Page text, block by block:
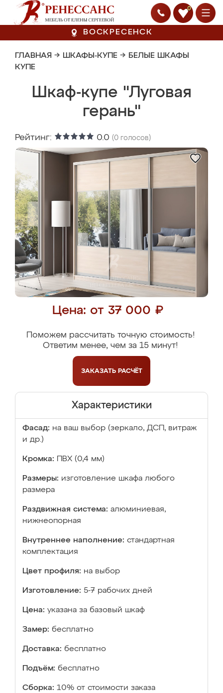
0
ВОСКРЕСЕНСК
ГЛАВНАЯ → ШКАФЫ-КУПЕ → БЕЛЫЕ ШКАФЫ
КУПЕ
Шкаф-купе "Луговая
герань"
Рейтинг: 0.0 (0 голосов)
Цена: от 37 000 ₽
Поможем рассчитать точную стоимость!
Ответим менее, чем за 15 минут!
ЗАКАЗАТЬ РАСЧЁТ
Характеристики
Фасад: на ваш выбор (зеркало, ДСП, витраж
и др.)
Кромка: ПВХ (0,4 мм)
Размеры: изготовление шкафа любого
размера
Раздвижная система: алюминиевая,
нижнеопорная
Внутреннее наполнение: стандартная
комплектация
Цвет профиля: на выбор
Изготовление: 5-7 рабочих дней
Цена: указана за базовый шкаф
Замер: бесплатно
Доставка: бесплатно
Подъём: бесплатно
Сборка: 10% от стоимости заказа